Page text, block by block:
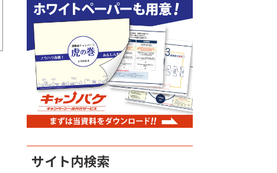
サイト内検索